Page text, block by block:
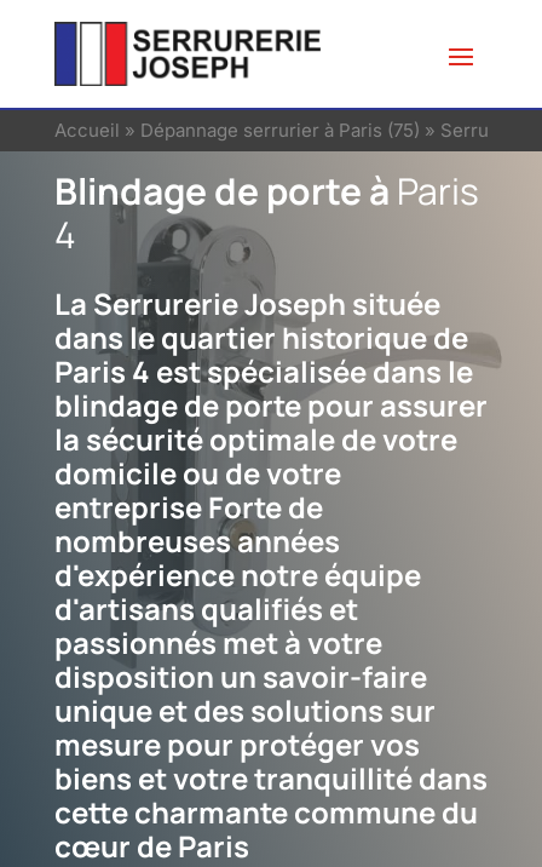
Accueil » Dépannage serrurier à Paris (75) » Serrurier à
Blindage de porte à Paris
4
La Serrurerie Joseph située
dans le quartier historique de
Paris 4 est spécialisée dans le
blindage de porte pour assurer
la sécurité optimale de votre
domicile ou de votre
entreprise Forte de
nombreuses années
d'expérience notre équipe
d'artisans qualifiés et
passionnés met à votre
disposition un savoir-faire
unique et des solutions sur
mesure pour protéger vos
biens et votre tranquillité dans
cette charmante commune du
cœur de Paris